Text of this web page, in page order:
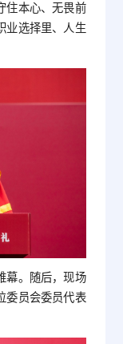
住本心、无畏前
业选择里、人生
幕。随后，现场
委员会委员代表